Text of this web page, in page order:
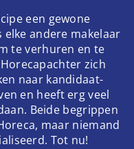
een gewone
andere makelaar
te verhuren en te
zich
naar kandidaat-
en heeft erg veel
Beide begrippen
maar niemand
Tot nu!